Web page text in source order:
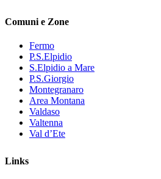
Comuni e Zone
Fermo
P.S.Elpidio
S.Elpidio a Mare
P.S.Giorgio
Montegranaro
Area Montana
Valdaso
Valtenna
Val d’Ete
Links